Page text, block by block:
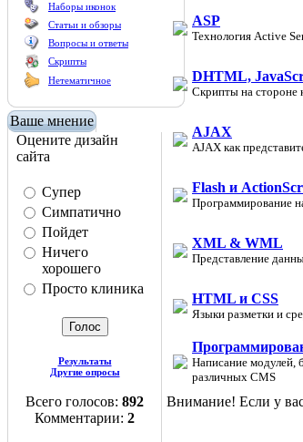
Наборы иконок
Статьи и обзоры
Вопросы и ответы
Скрипты
Нетематичное
Ваше мнение
Оцените дизайн
сайта
Супер
Симпатично
Пойдет
Ничего
хорошего
Просто клиника
Результаты
Другие опросы
Всего голосов: 892
Комментарии: 2
ASP
Технология Active
DHTML,
Скрипты на стороне
AJAX
AJAX как
Flash и
Программирование
XML & WML
Представление
HTML и CSS
Языки разметки и
Написание модулей,
различных CMS
Внимание! Если у